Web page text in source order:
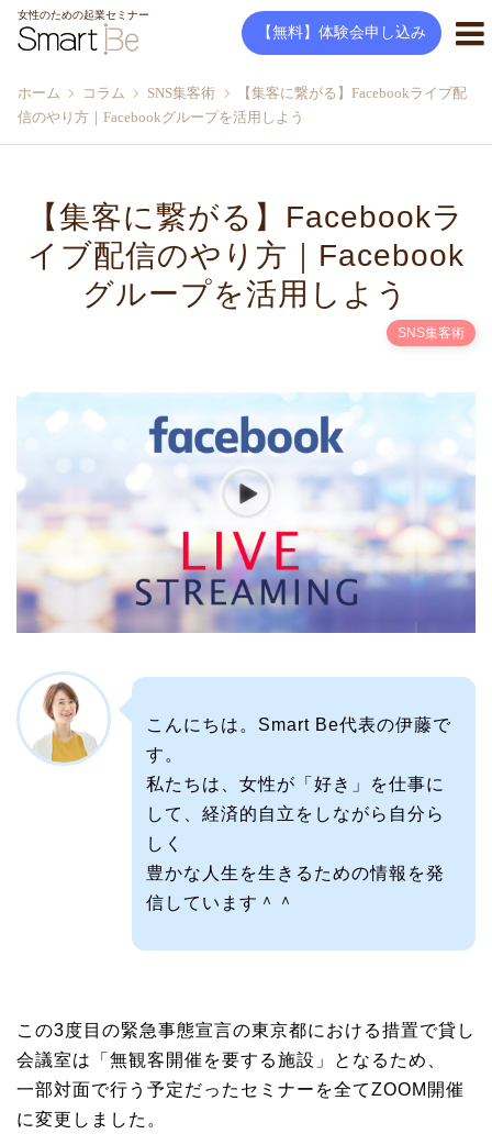
女性のための起業セミナー
【無料】体験会申し込み
ホーム コラム SNS集客術
【集客に繋がる】Facebookライブ配
信のやり方｜Facebookグループを活用しよう
【集客に繋がる】Facebookラ
イブ配信のやり方｜Facebook
グループを活用しよう
SNS集客術
こんにちは。Smart Be代表の伊藤で
す。
私たちは、女性が「好き」を仕事に
して、経済的自立をしながら自分ら
しく
豊かな人生を生きるための情報を発
信しています＾＾
この3度目の緊急事態宣言の東京都における措置で貸し
会議室は「無観客開催を要する施設」となるため、
一部対面で行う予定だったセミナーを全てZOOM開催
に変更しました。